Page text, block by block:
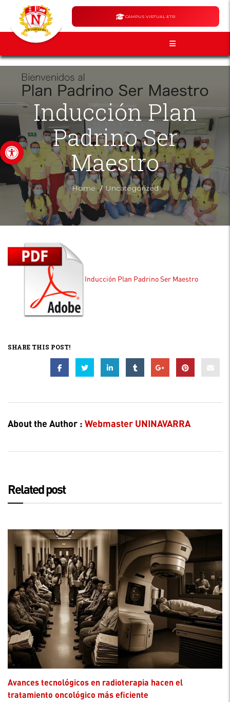
Abrir barra de herramientas
CAMPUS VIRTUAL ETR
Inducción Plan
Padrino Ser
Maestro
Home/Uncategorized
Inducción Plan Padrino Ser Maestro
SHARE THIS POST!
About the Author : Webmaster UNINAVARRA
Related post
Avances tecnológicos en radioterapia hacen el
tratamiento oncológico más eficiente